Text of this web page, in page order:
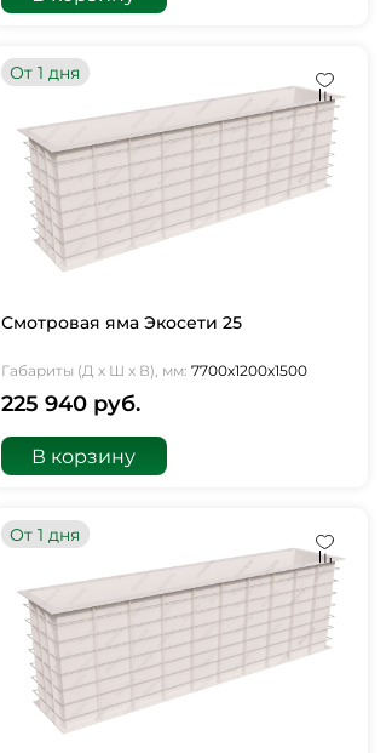
От 1 дня
Смотровая яма Экосети 25
Габариты (Д х Ш х В), мм: 7700х1200х1500
225 940 руб.
В корзину
От 1 дня